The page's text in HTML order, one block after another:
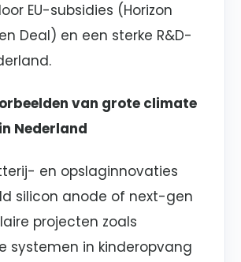
EU-subsidies (Horizon
Deal) en een sterke R&D-
van grote climate
Nederland
en opslaginnovaties
silicon anode of next-gen
projecten zoals
systemen in kinderopvang